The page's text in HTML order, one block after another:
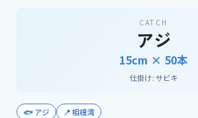
CATCH
アジ
15cm × 50本
仕掛け:サビキ
🐟アジ 📍相模湾